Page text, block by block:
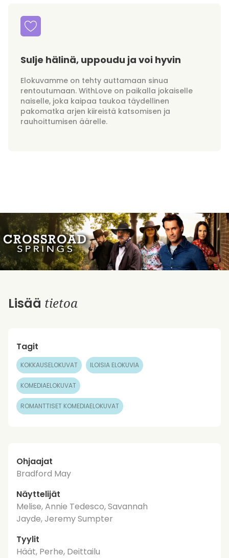
Sulje hälinä, uppoudu ja voi hyvin
Elokuvamme on tehty auttamaan sinua
rentoutumaan. WithLove on paikalla jokaiselle
naiselle, joka kaipaa taukoa täydellinen
pakomatka arjen kiireistä katsomisen ja
rauhoittumisen äärelle.
Lisää tietoa
Tagit
KOKKAUSELOKUVAT ILOISIA ELOKUVIA
KOMEDIAELOKUVAT
ROMANTTISET KOMEDIAELOKUVAT
Ohjaajat
Bradford May
Näyttelijät
Melise, Annie Tedesco, Savannah
Jayde, Jeremy Sumpter
Tyylit
Häät, Perhe, Deittailu